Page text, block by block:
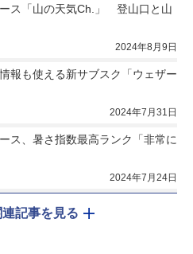
ス「山の天気Ch.」　登山口と山
2024年8月9日
報も使える新サブスク「ウェザー
2024年7月31日
ス、暑さ指数最高ランク「非常に
2024年7月24日
連記事を見る